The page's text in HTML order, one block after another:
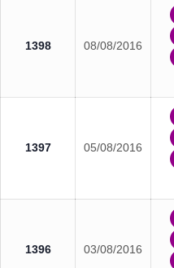
1398 08/08/2016
1397 05/08/2016
1396 03/08/2016